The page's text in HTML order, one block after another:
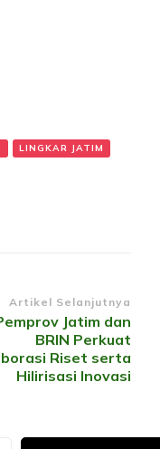
LINGKAR JATIM
Artikel Selanjutnya
Jatim dan
BRIN Perkuat
Riset serta
Hilirisasi Inovasi